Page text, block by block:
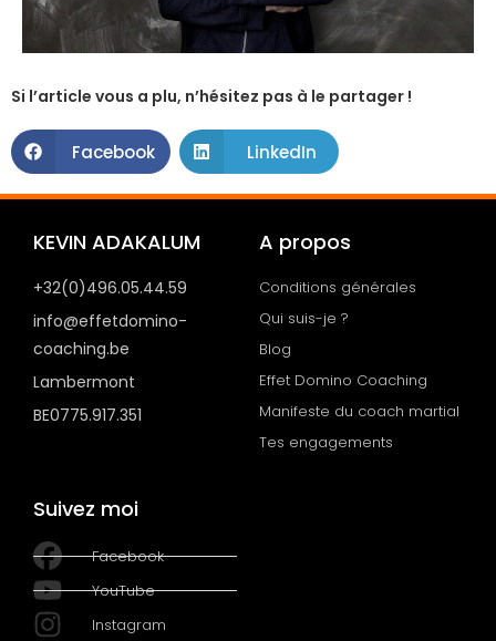
Si l’article vous a plu, n’hésitez pas à le partager !
Facebook LinkedIn
KEVIN ADAKALUM
+32(0)496.05.44.59
info@effetdomino-
coaching.be
Lambermont
BE0775.917.351
A propos
Conditions générales
Qui suis-je ?
Blog
Effet Domino Coaching
Manifeste du coach martial
Tes engagements
Suivez moi
Facebook
YouTube
Instagram